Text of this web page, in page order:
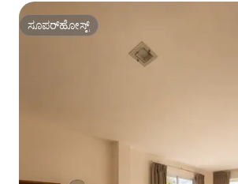
ಸೂಪರ್‌ಹೋಸ್ಟ್
ಸೂಪರ್‌ಹೋಸ್ಟ್